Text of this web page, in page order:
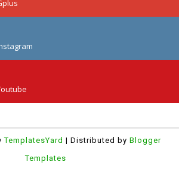
TemplatesYard | Distributed by Blogger
Templates